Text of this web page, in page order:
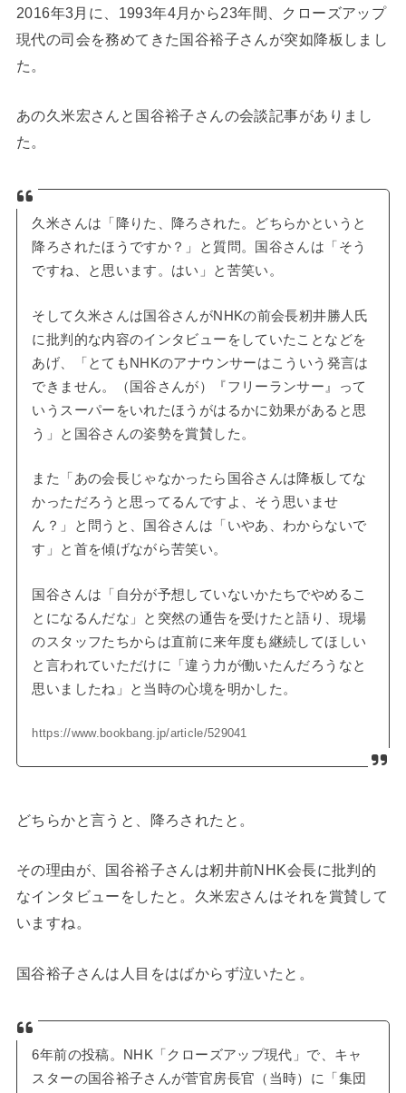
2016年3月に、1993年4月から23年間、クローズアップ
現代の司会を務めてきた国谷裕子さんが突如降板しまし
た。
あの久米宏さんと国谷裕子さんの会談記事がありまし
た。
久米さんは「降りた、降ろされた。どちらかというと
降ろされたほうですか？」と質問。国谷さんは「そう
ですね、と思います。はい」と苦笑い。
そして久米さんは国谷さんがNHKの前会長籾井勝人氏
に批判的な内容のインタビューをしていたことなどを
あげ、「とてもNHKのアナウンサーはこういう発言は
できません。（国谷さんが）『フリーランサー』って
いうスーパーをいれたほうがはるかに効果があると思
う」と国谷さんの姿勢を賞賛した。
また「あの会長じゃなかったら国谷さんは降板してな
かっただろうと思ってるんですよ、そう思いませ
ん？」と問うと、国谷さんは「いやあ、わからないで
す」と首を傾げながら苦笑い。
国谷さんは「自分が予想していないかたちでやめるこ
とになるんだな」と突然の通告を受けたと語り、現場
のスタッフたちからは直前に来年度も継続してほしい
と言われていただけに「違う力が働いたんだろうなと
思いましたね」と当時の心境を明かした。
https://www.bookbang.jp/article/529041
どちらかと言うと、降ろされたと。
その理由が、国谷裕子さんは籾井前NHK会長に批判的
なインタビューをしたと。久米宏さんはそれを賞賛して
いますね。
国谷裕子さんは人目をはばからず泣いたと。
6年前の投稿。NHK「クローズアップ現代」で、キャ
スターの国谷裕子さんが菅官房長官（当時）に「集団